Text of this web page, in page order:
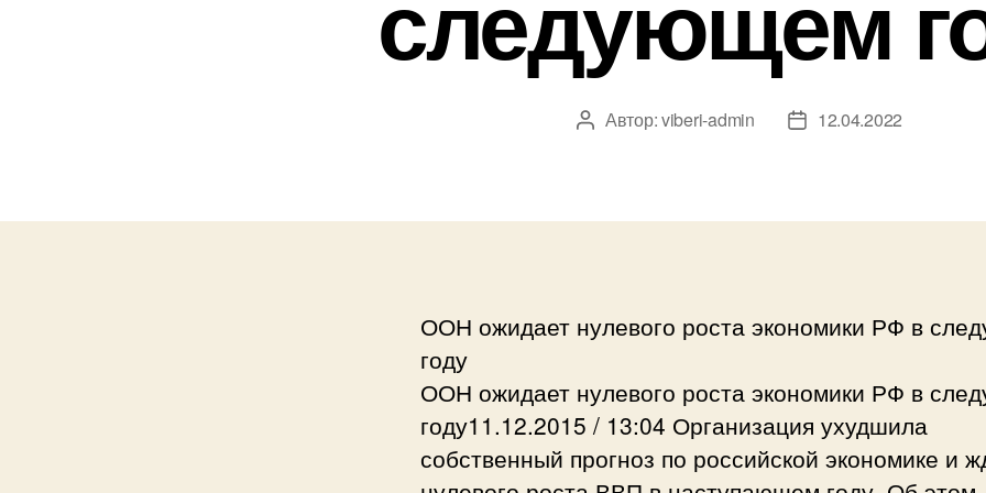
Автор
Автор:viberi-admin
Дата12.04.2022
ООН ожидает нулевого роста экономики РФ в
году
ООН ожидает нулевого роста экономики РФ в
году11.12.2015 / 13:04 Организация ухудшила
собственный прогноз по российской экономике и